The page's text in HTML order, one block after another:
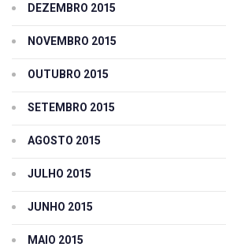
DEZEMBRO 2015
NOVEMBRO 2015
OUTUBRO 2015
SETEMBRO 2015
AGOSTO 2015
JULHO 2015
JUNHO 2015
MAIO 2015